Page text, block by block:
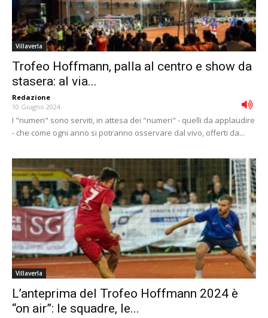
Villaverla
Trofeo Hoffmann, palla al centro e show da
stasera: al via...
Redazione -
10 Giugno 2024
I "numeri" sono serviti, in attesa dei "numeri" - quelli da applaudire
- che come ogni anno si potranno osservare dal vivo, offerti da...
Villaverla
L’anteprima del Trofeo Hoffmann 2024 è
“on air”: le squadre, le...